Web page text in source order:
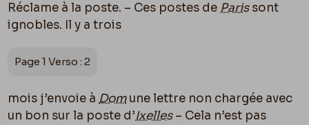
Réclame à la poste. – Ces postes de Parissont
ignobles. Il y a trois
Page 1 Verso : 2
mois j’envoie à Domune lettre non chargée avec
un bon sur la poste d’Ixelles– Cela n’est pas